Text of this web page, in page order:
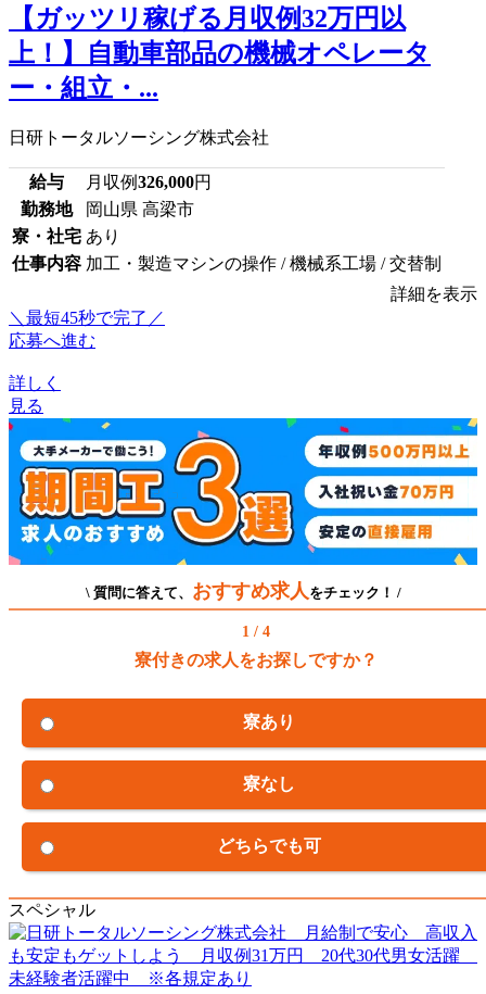
【ガッツリ稼げる月収例32万円以
上！】自動車部品の機械オペレータ
ー・組立・...
日研トータルソーシング株式会社
給与 月収例326,000円
勤務地
岡山県 高梁市
寮・社宅 あり
仕事内容 加工・製造マシンの操作 / 機械系工場 / 交替制
詳細を表示
＼最短45秒で完了／
応募へ進む
詳しく
見る
\ 質問に答えて、 おすすめ求人 をチェック！ /
1 / 4
寮付きの求人をお探しですか？
寮あり
寮なし
どちらでも可
スペシャル